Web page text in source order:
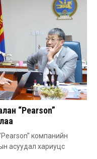
“Pearson”
компанийн
асуудал хариуцс